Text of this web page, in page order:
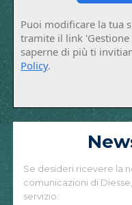
Puoi modificare la tua
tramite il link
saperne di più ti
Policy.
Se desideri ricevere la
comunicazioni di
servizio.